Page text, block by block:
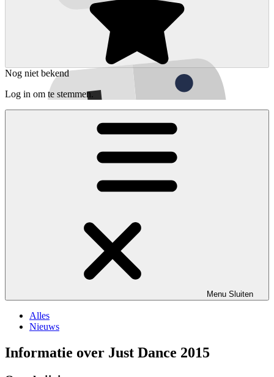
Nog niet bekend
Log in om te stemmen.
Menu Sluiten
Alles
Nieuws
Informatie over Just Dance 2015